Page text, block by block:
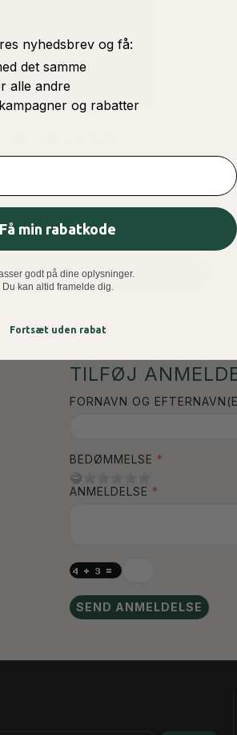
LÆG I KURV
DU
TILFØJ
FORNAVN OG
BEDØMMELSE
ANMELDELSE
SEND ANMELDELSE
nyhedsbrev og få:
det samme
alle andre
og rabatter
Få min rabatkode
godt på dine oplysninger.
Du kan altid framelde dig.
Fortsæt uden rabat